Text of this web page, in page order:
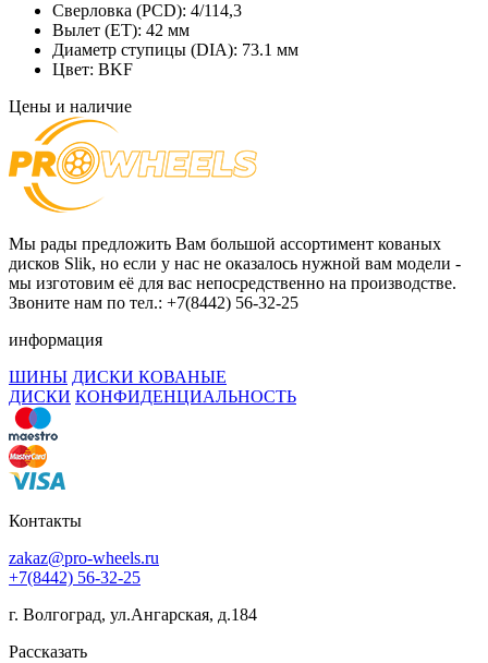
Сверловка (PCD): 4/114,3
Вылет (ET): 42 мм
Диаметр ступицы (DIA): 73.1 мм
Цвет: BKF
Цены и наличие
Мы рады предложить Вам большой ассортимент кованых
дисков Slik, но если у нас не оказалось нужной вам модели -
мы изготовим её для вас непосредственно на производстве.
Звоните нам по тел.: +7(8442) 56-32-25
информация
ШИНЫ ДИСКИ КОВАНЫЕ
ДИСКИ КОНФИДЕНЦИАЛЬНОСТЬ
Контакты
zakaz@pro-wheels.ru
+7(8442) 56-32-25
г. Волгоград, ул.Ангарская, д.184
Рассказать